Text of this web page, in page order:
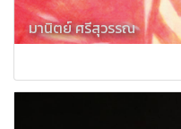
มานิตย์ ศรีสุวรรณ